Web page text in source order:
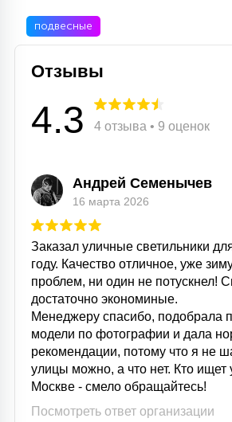
подвесные
Отзывы
4.3 4 отзыва • 9 оценок
Андрей Семенычев
16 марта 2026
Заказал уличные светильники
году. Качество отличное, уже
проблем, ни один не потускнел!
достаточно экономиные.
Менеджеру спасибо, подобрала
модели по фотографии и дала
рекомендации, потому что я не
улицы можно, а что нет. Кто ищет
Москве - смело обращайтесь!
Посмотреть ответ организации